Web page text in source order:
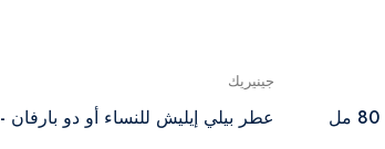
جينيريك
عطر بيلي إيليش للنساء أو دو بارفان - ١٠٠ مل